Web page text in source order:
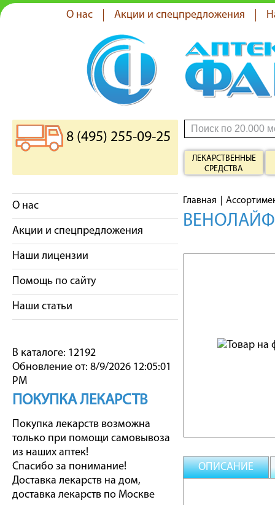
О нас Акции и спецпредложения
8 (495) 255-09-25
ЛЕКАРСТВЕННЫЕ
СРЕДСТВА
О нас
Акции и спецпредложения
Наши лицензии
Помощь по сайту
Наши статьи
В каталоге: 12192
Обновление от: 8/9/2026 12:05:01
PM
ПОКУПКА ЛЕКАРСТВ
Покупка лекарств возможна
только при помощи самовывоза
из наших аптек!
Спасибо за понимание!
Доставка лекарств на дом,
доставка лекарств по Москве
Главная
ОПИСАНИЕ